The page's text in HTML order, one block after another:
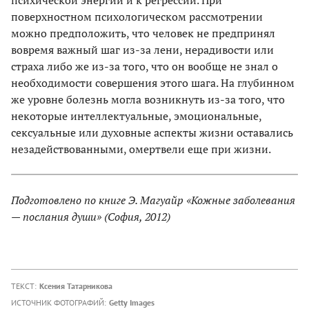
поверхностном психологическом рассмотрении
можно предположить, что человек не предпринял
вовремя важный шаг из-за лени, нерадивости или
страха либо же из-за того, что он вообще не знал о
необходимости совершения этого шага. На глубинном
же уровне болезнь могла возникнуть из-за того, что
некоторые интеллектуальные, эмоциональные,
сексуальные или духовные аспекты жизни оставались
незадействованными, омертвели еще при жизни.
Подготовлено по книге Э. Магуайр «Кожные заболевания
— послания души» (София, 2012)
ТЕКСТ: Ксения Татарникова
ИСТОЧНИК ФОТОГРАФИЙ: Getty Images